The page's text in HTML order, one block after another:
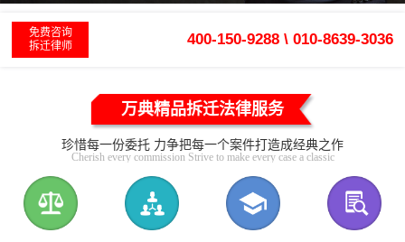
免费咨询
拆迁律师
400-150-9288 \ 010-8639-3036
万典精品拆迁法律服务
珍惜每一份委托 力争把每一个案件打造成经典之作
Cherish every commission Strive to make every case a classic